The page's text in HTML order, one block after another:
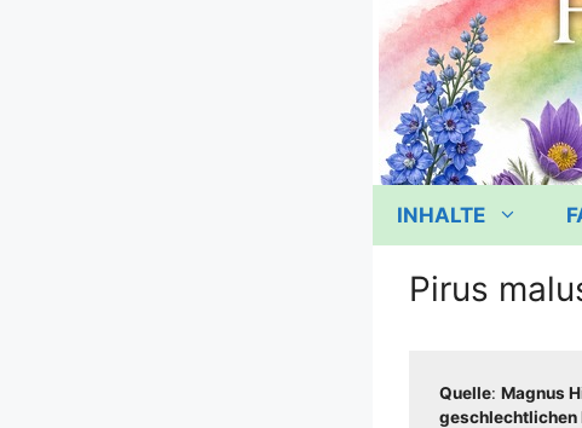
INHALTE
Pirus
Quel­le: Magnus
geschlecht­li­chen